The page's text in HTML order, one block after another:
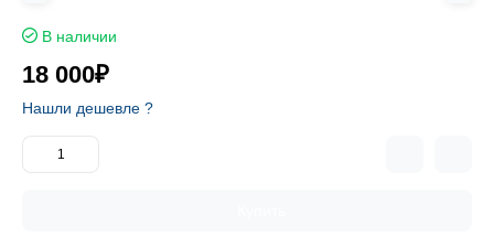
В наличии
18 000₽
Нашли дешевле ?